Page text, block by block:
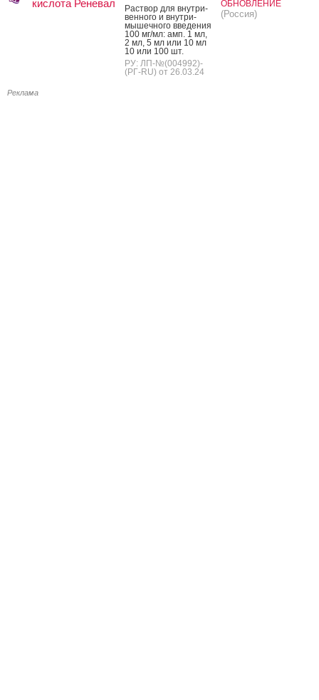
кислота Реневал
Рас­твор для внут­ри­
вен­но­го и внут­ри­
мышеч­но­го вве­дения
100 мг/мл: амп. 1 мл,
2 мл, 5 мл или 10 мл
10 или 100 шт.
РУ: ЛП-№(004992)-
(РГ-RU) от 26.03.24
ОБНОВЛЕНИЕ
(Россия)
Реклама